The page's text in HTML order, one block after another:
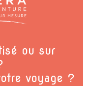
ou sur
voyage ?